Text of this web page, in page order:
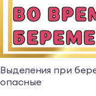
Выделения при
опасные